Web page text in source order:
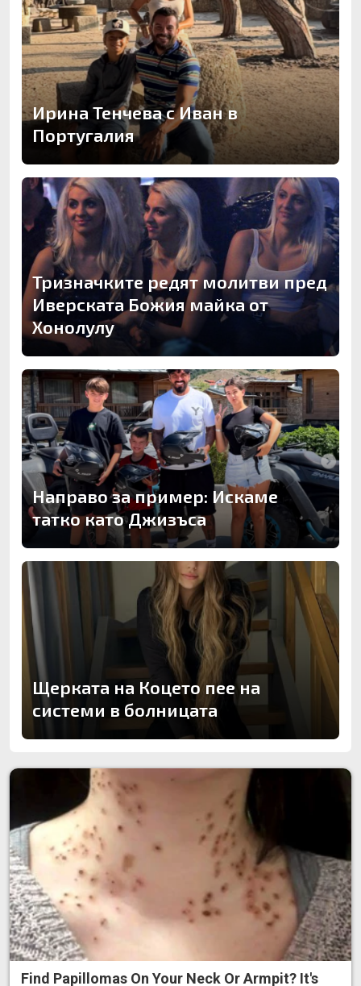
Ирина Тенчева с Иван в
Португалия
Тризначките редят молитви пред
Иверската Божия майка от
Хонолулу
Направо за пример: Искаме
татко като Джизъса
Щерката на Коцето пее на
системи в болницата
Find Papillomas On Your Neck Or Armpit? It's